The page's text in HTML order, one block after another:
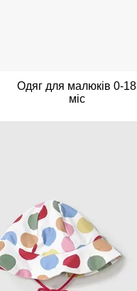
Одяг для малюків 0-18
міс